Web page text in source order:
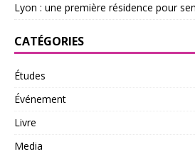
Lyon : une première résidence pour
CATÉGORIES
Études
Événement
Livre
Media